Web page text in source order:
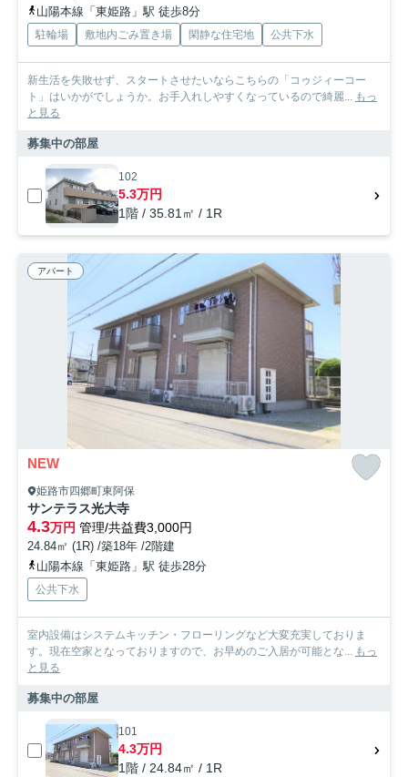
山陽本線「東姫路」駅 徒歩8分
駐輪場 敷地内ごみ置き場 閑静な住宅地 公共下水
新生活を失敗せず、スタートさせたいならこちらの「コゥジィーコー
ト」はいかがでしょうか。お手入れしやすくなっているので綺麗... もっ
と見る
募集中の部屋
102
5.3万円
1階 / 35.81㎡ / 1R
アパート
NEW
姫路市四郷町東阿保
サンテラス光大寺
4.3万円 管理/共益費3,000円
24.84㎡ (1R) /築18年 /2階建
山陽本線「東姫路」駅 徒歩28分
公共下水
室内設備はシステムキッチン・フローリングなど大変充実しておりま
す。現在空家となっておりますので、お早めのご入居が可能とな... もっ
と見る
募集中の部屋
101
4.3万円
1階 / 24.84㎡ / 1R